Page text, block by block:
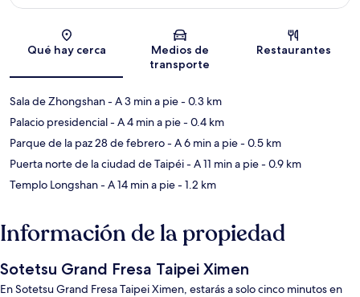
Qué hay cerca
Medios de
transporte
Restaurantes
Sala de Zhongshan- A 3 min a pie- 0.3 km
Palacio presidencial- A 4 min a pie- 0.4 km
Parque de la paz 28 de febrero- A 6 min a pie- 0.5 km
Puerta norte de la ciudad de Taipéi- A 11 min a pie- 0.9 km
Templo Longshan- A 14 min a pie- 1.2 km
Información de la propiedad
Sotetsu Grand Fresa Taipei Ximen
En Sotetsu Grand Fresa Taipei Ximen, estarás a solo cinco minutos en